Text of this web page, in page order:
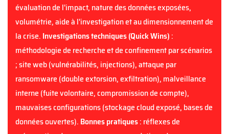
évaluation de l'impact, nature des données exposées,
volumétrie, aide à l'investigation et au dimensionnement de
la crise. Investigations techniques (Quick Wins) :
méthodologie de recherche et de confinement par scénarios
; site web (vulnérabilités, injections), attaque par
ransomware (double extorsion, exfiltration), malveillance
interne (fuite volontaire, compromission de compte),
mauvaises configurations (stockage cloud exposé, bases de
données ouvertes). Bonnes pratiques: réflexes de